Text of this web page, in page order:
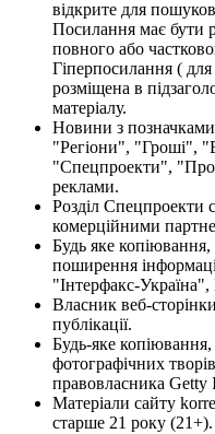
відкрите для
Посилання має бути
повного або
Гіперпосилання (
розміщена в
матеріалу.
Новини з
"Регіони", "Гроші",
"Спецпроекти",
реклами.
Розділ Спецпроекти
комерційними
Будь яке
поширення
"Інтерфакс-
Власник веб-
публікації.
Будь-яке
фотографічних
правовласника Getty
Матеріали сайту
старше 21 року